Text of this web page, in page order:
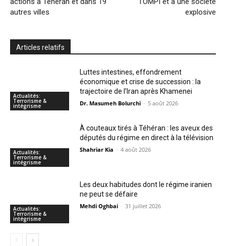
autres villes
explosive
Articles relatifs
Actualités:
Terrorisme &
intégrisme
Luttes intestines, effondrement
économique et crise de succession : la
trajectoire de l’Iran après Khamenei
Dr. Masumeh Bolurchi - 5 août 2026
Actualités:
Terrorisme &
intégrisme
À couteaux tirés à Téhéran : les aveux des
députés du régime en direct à la télévision
Shahriar Kia - 4 août 2026
Actualités:
Terrorisme &
intégrisme
Les deux habitudes dont le régime iranien
ne peut se défaire
Mehdi Oghbai - 31 juillet 2026